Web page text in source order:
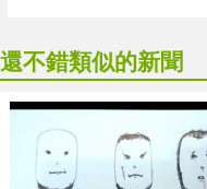
還不錯類似的新聞